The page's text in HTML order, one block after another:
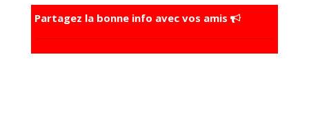
Partagez la bonne info avec vos amis